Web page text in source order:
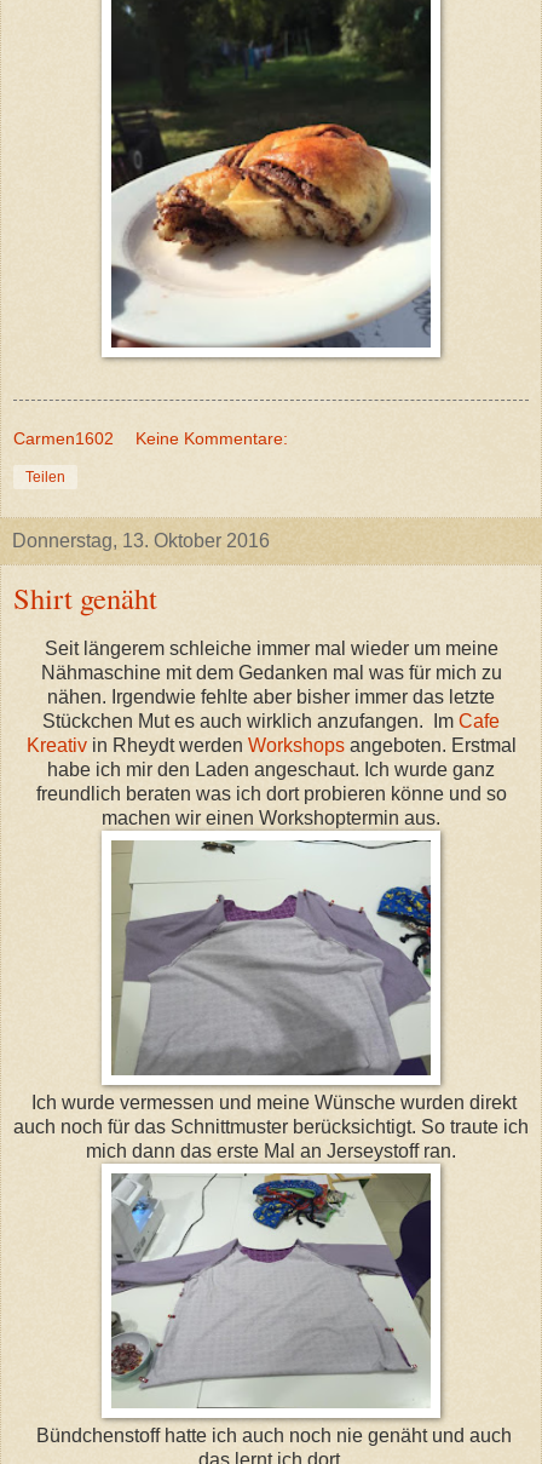
Carmen1602 Keine Kommentare:
Teilen
Donnerstag, 13. Oktober 2016
Shirt genäht
Seit längerem schleiche immer mal wieder um meine
Nähmaschine mit dem Gedanken mal was für mich zu
nähen. Irgendwie fehlte aber bisher immer das letzte
Stückchen Mut es auch wirklich anzufangen. Im Cafe
Kreativ in Rheydt werden Workshopsangeboten. Erstmal
habe ich mir den Laden angeschaut. Ich wurde ganz
freundlich beraten was ich dort probieren könne und so
machen wir einen Workshoptermin aus.
Ich wurde vermessen und meine Wünsche wurden direkt
auch noch für das Schnittmuster berücksichtigt. So traute ich
mich dann das erste Mal an Jerseystoff ran.
Bündchenstoff hatte ich auch noch nie genäht und auch